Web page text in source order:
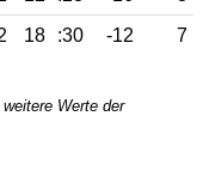
18 :30 -12 7